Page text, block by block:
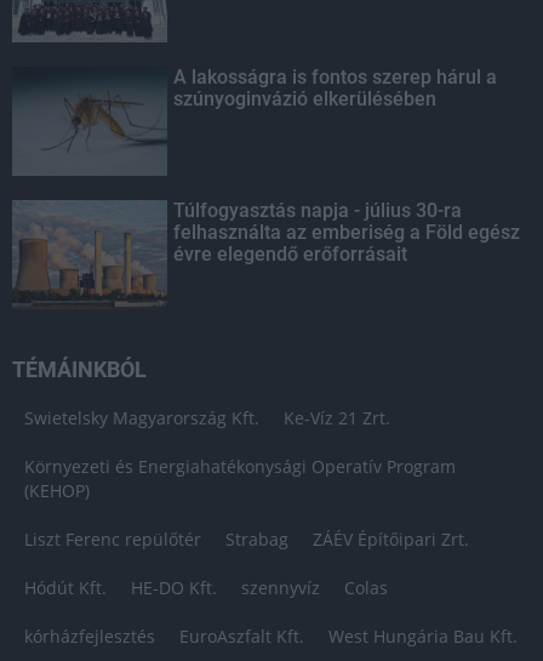
A lakosságra is fontos szerep hárul a
szúnyoginvázió elkerülésében
Túlfogyasztás napja - július 30-ra
felhasználta az emberiség a Föld egész
évre elegendő erőforrásait
TÉMÁINKBÓL
Swietelsky Magyarország Kft. Ke-Víz 21 Zrt.
Környezeti és Energiahatékonysági Operatív Program
(KEHOP)
Liszt Ferenc repülőtér Strabag ZÁÉV Építőipari Zrt.
Hódút Kft. HE-DO Kft. szennyvíz Colas
kórházfejlesztés EuroAszfalt Kft. West Hungária Bau Kft.